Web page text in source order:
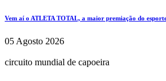
Vem aí o ATLETA TOTAL, a maior premiação do
05 Agosto 2026
circuito mundial de capoeira